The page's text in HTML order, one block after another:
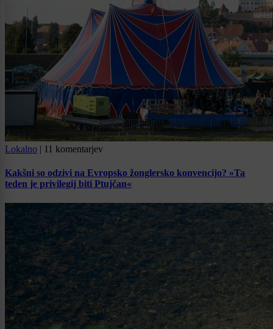
Lokalno | 11 komentarjev
Kakšni so odzivi na Evropsko žonglersko konvencijo? »Ta
teden je privilegij biti Ptujčan«